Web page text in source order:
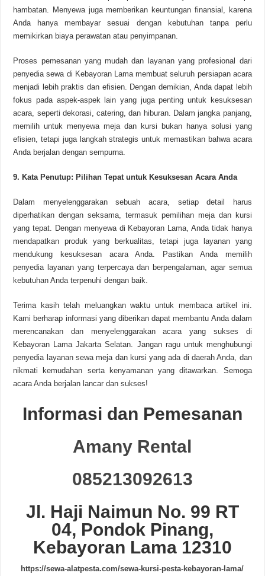
hambatan. Menyewa juga memberikan keuntungan finansial, karena
Anda hanya membayar sesuai dengan kebutuhan tanpa perlu
memikirkan biaya perawatan atau penyimpanan.
Proses pemesanan yang mudah dan layanan yang profesional dari
penyedia sewa di Kebayoran Lama membuat seluruh persiapan acara
menjadi lebih praktis dan efisien. Dengan demikian, Anda dapat lebih
fokus pada aspek-aspek lain yang juga penting untuk kesuksesan
acara, seperti dekorasi, catering, dan hiburan. Dalam jangka panjang,
memilih untuk menyewa meja dan kursi bukan hanya solusi yang
efisien, tetapi juga langkah strategis untuk memastikan bahwa acara
Anda berjalan dengan sempurna.
9. Kata Penutup: Pilihan Tepat untuk Kesuksesan Acara Anda
Dalam menyelenggarakan sebuah acara, setiap detail harus
diperhatikan dengan seksama, termasuk pemilihan meja dan kursi
yang tepat. Dengan menyewa di Kebayoran Lama, Anda tidak hanya
mendapatkan produk yang berkualitas, tetapi juga layanan yang
mendukung kesuksesan acara Anda. Pastikan Anda memilih
penyedia layanan yang terpercaya dan berpengalaman, agar semua
kebutuhan Anda terpenuhi dengan baik.
Terima kasih telah meluangkan waktu untuk membaca artikel ini.
Kami berharap informasi yang diberikan dapat membantu Anda dalam
merencanakan dan menyelenggarakan acara yang sukses di
Kebayoran Lama Jakarta Selatan. Jangan ragu untuk menghubungi
penyedia layanan sewa meja dan kursi yang ada di daerah Anda, dan
nikmati kemudahan serta kenyamanan yang ditawarkan. Semoga
acara Anda berjalan lancar dan sukses!
Informasi dan Pemesanan
Amany Rental
085213092613
Jl. Haji Naimun No. 99 RT
04, Pondok Pinang,
Kebayoran Lama 12310
https://sewa-alatpesta.com/sewa-kursi-pesta-kebayoran-lama/